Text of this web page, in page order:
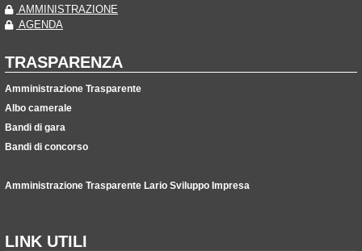
AMMINISTRAZIONE
AGENDA
TRASPARENZA
Amministrazione Trasparente
Albo camerale
Bandi di gara
Bandi di concorso
Amministrazione Trasparente Lario Sviluppo Impresa
LINK UTILI